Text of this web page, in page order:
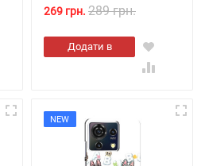
269 грн. 289 грн.
Додати в
кошик
NEW